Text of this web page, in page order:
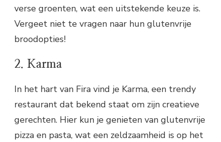
verse groenten, wat een uitstekende keuze is.
Vergeet niet te vragen naar hun glutenvrije
broodopties!
2. Karma
In het hart van Fira vind je Karma, een trendy
restaurant dat bekend staat om zijn creatieve
gerechten. Hier kun je genieten van glutenvrije
pizza en pasta, wat een zeldzaamheid is op het